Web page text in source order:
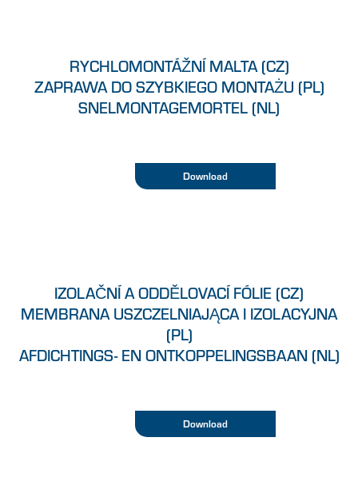
RYCHLOMONTÁŽNÍ MALTA (CZ)
ZAPRAWA DO SZYBKIEGO MONTAŻU (PL)
SNELMONTAGEMORTEL (NL)
Download
IZOLAČNÍ A ODDĚLOVACÍ FÓLIE (CZ)
MEMBRANA USZCZELNIAJĄCA I IZOLACYJNA
(PL)
AFDICHTINGS- EN ONTKOPPELINGSBAAN (NL)
Download